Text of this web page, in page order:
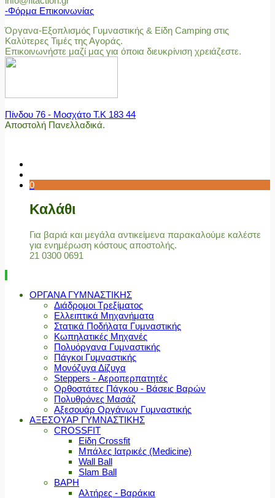
-Φόρμα Επικοινωνίας
Όργανα-Εξοπλισμός Γυμναστικής & Είδη Camping στις
Καλύτερες Τιμές της Αγοράς.
Επικοινωνήστε μαζί μας για όποια διευκρίνιση χρειάζεστε.
Πίνδου 76 - Μοσχάτο Τ.Κ 183 44
Αποστολή Πανελλαδικά.
0
Καλάθι
Για βαριά και μεγάλα αντικείμενα παρακαλούμε καλέστε
για ενημέρωση κόστους αποστολής.
21 0300 0691
ΟΡΓΑΝΑ ΓΥΜΝΑΣΤΙΚΗΣ
Διάδρομοι Τρεξίματος
Ελλειπτικά Μηχανήματα
Στατικά Ποδήλατα Γυμναστικής
Κωπηλατικές Μηχανές
Πολυόργανα Γυμναστικής
Πάγκοι Γυμναστικής
Μονόζυγα Δίζυγα
Steppers - Αεροπερπατητές
Ορθοστάτες Πάγκου - Βάσεις Βαρών
Πολυθρόνες Μασάζ
Αξεσουάρ Οργάνων Γυμναστικής
ΑΞΕΣΟΥΑΡ ΓΥΜΝΑΣΤΙΚΗΣ
CROSSFIT
Είδη Crossfit
Μπάλες Ιατρικές (Medicine)
Wall Ball
Slam Ball
ΒΑΡΗ
Αλτήρες - Βαράκια